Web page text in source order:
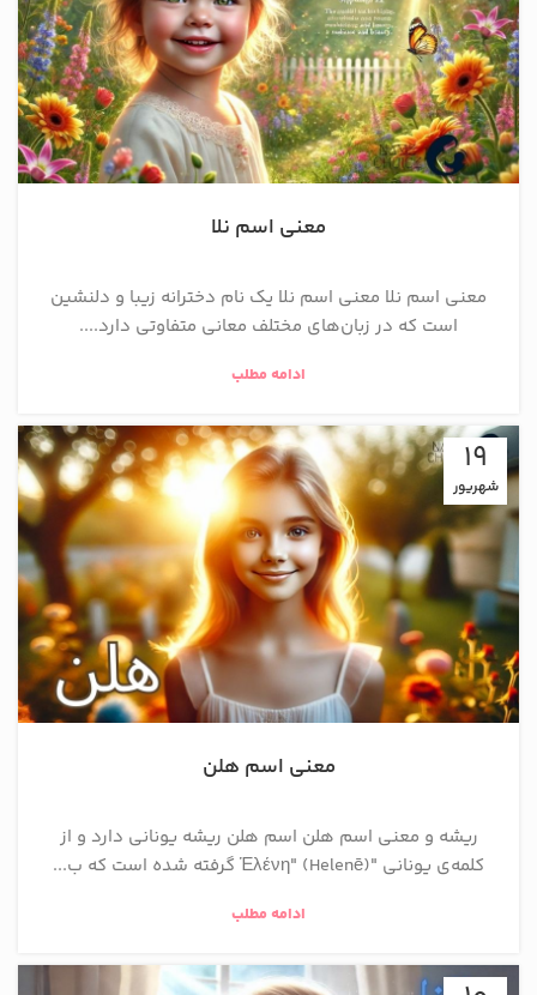
معنی اسم نلا
معنی اسم نلا معنی اسم نلا یک نام دخترانه زیبا و دلنشین
است که در زبان‌های مختلف معانی متفاوتی دارد....
ادامه مطلب
19
شهریور
معنی اسم هلن
ریشه و معنی اسم هلن اسم هلن ریشه یونانی دارد و از
کلمه‌ی یونانی "Ἑλένη" (Helenē) گرفته شده است که ب...
ادامه مطلب